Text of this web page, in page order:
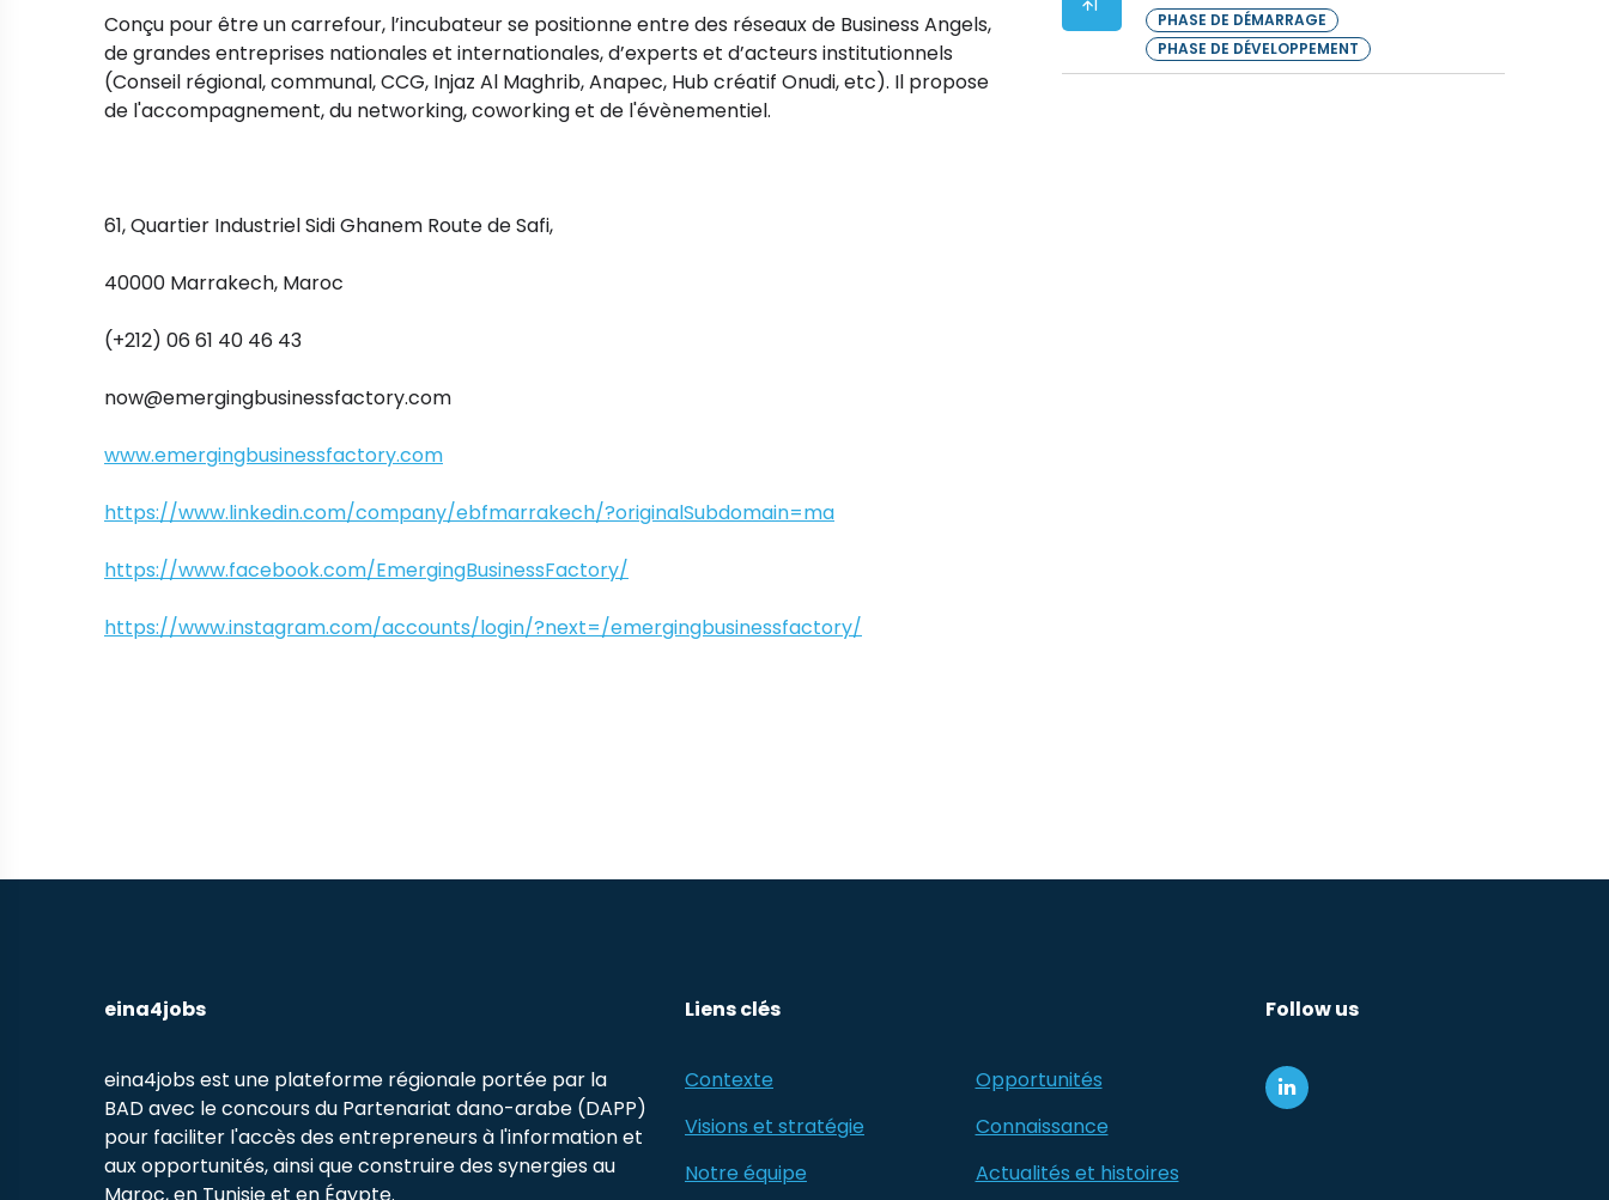
Conçu pour être un carrefour, l’incubateur se positionne entre des réseaux de Business Angels,
de grandes entreprises nationales et internationales, d’experts et d’acteurs institutionnels
(Conseil régional, communal, CCG, Injaz Al Maghrib, Anapec, Hub créatif Onudi, etc). Il propose
de l'accompagnement, du networking, coworking et de l'évènementiel.
61, Quartier Industriel Sidi Ghanem Route de Safi,
40000 Marrakech, Maroc
(+212) 06 61 40 46 43
now@emergingbusinessfactory.com
www.emergingbusinessfactory.com
https://www.linkedin.com/company/ebfmarrakech/?originalSubdomain=ma
https://www.facebook.com/EmergingBusinessFactory/
https://www.instagram.com/accounts/login/?next=/emergingbusinessfactory/
PHASE DE DÉMARRAGE
PHASE DE DÉVELOPPEMENT
eina4jobs
eina4jobs est une plateforme régionale portée par la
BAD avec le concours du Partenariat dano-arabe (DAPP)
pour faciliter l'accès des entrepreneurs à l'information et
aux opportunités, ainsi que construire des synergies au
Liens clés
Contexte
Visions et stratégie
Notre équipe
Opportunités
Connaissance
Actualités et histoires
Follow us